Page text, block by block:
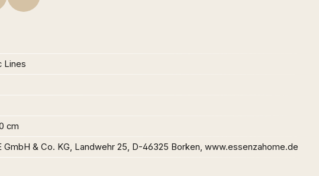
Lines
cm
GmbH & Co. KG, Landwehr 25, D-46325 Borken, www.essenzahome.de